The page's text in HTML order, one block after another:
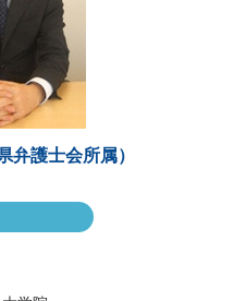
弁護士会所属）